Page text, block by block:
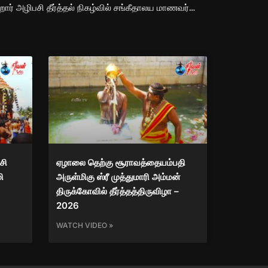
சைவத் தமிழ்ச் சங்கம் நடாத்திய அற்றார் அழிபசி தீர்த்தல் நிகழ்வில் சங்கீதாலய மாணவர்களின் கோணாட்சி.., சிவபுராணம்.
ஏழாலை தெற்கு சூராவத்தையம்பதி
அருள்மிகு ஸ்ரீ முத்துமாரி அம்மன்
திருக்கோவில் தீர்த்தத்திருவிழா –
2026
WATCH VIDEO »